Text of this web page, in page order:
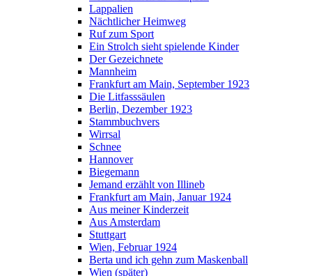
Lappalien
Nächtlicher Heimweg
Ruf zum Sport
Ein Strolch sieht spielende Kinder
Der Gezeichnete
Mannheim
Frankfurt am Main, September 1923
Die Litfasssäulen
Berlin, Dezember 1923
Stammbuchvers
Wirrsal
Schnee
Hannover
Biegemann
Jemand erzählt von Illineb
Frankfurt am Main, Januar 1924
Aus meiner Kinderzeit
Aus Amsterdam
Stuttgart
Wien, Februar 1924
Berta und ich gehn zum Maskenball
Wien (später)